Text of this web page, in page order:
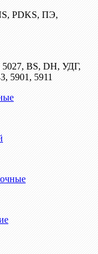
PDKS, ПЭ,
5027, BS, DH, УДГ,
5901, 5911